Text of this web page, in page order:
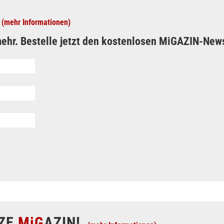
(mehr Informationen)
Bestelle jetzt den kostenlosen MiGAZIN-